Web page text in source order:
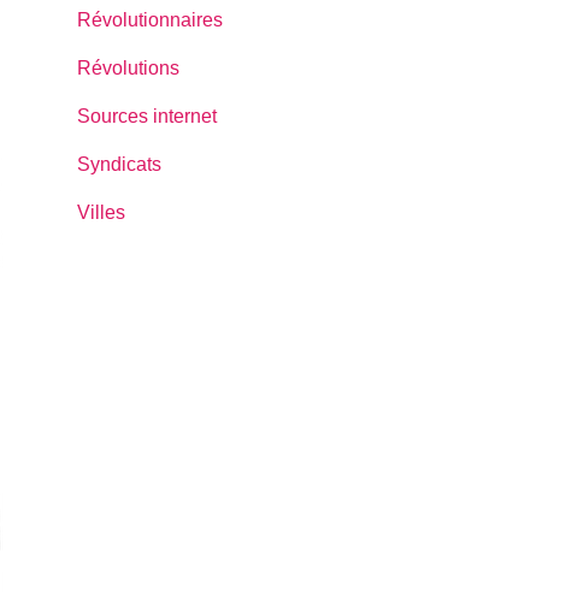
Révolutionnaires
Révolutions
Sources internet
Syndicats
Villes